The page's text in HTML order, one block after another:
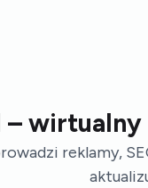
–
reklamy,